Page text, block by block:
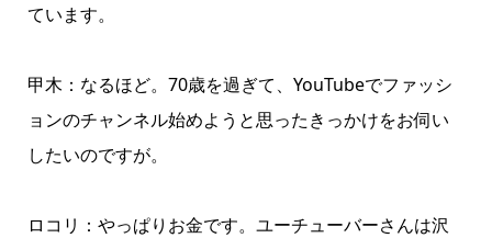
ています。
甲木：なるほど。70歳を過ぎて、YouTubeでファッシ
ョンのチャンネル始めようと思ったきっかけをお伺い
したいのですが。
ロコリ：やっぱりお金です。ユーチューバーさんは沢